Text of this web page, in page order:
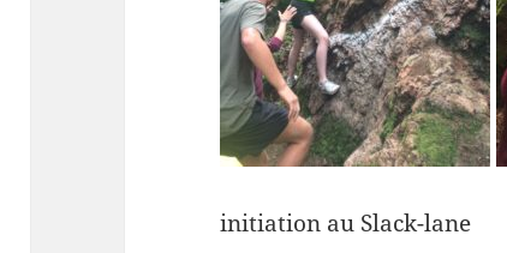
initiation au Slack-lane